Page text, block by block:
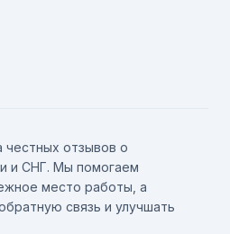
отзывов о
и СНГ. Мы помогаем
место работы, а
связь и улучшать